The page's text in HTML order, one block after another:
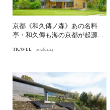
京都《和久傳ノ森》あの名料
亭・和久傳も海の京都が起源で
TRAVEL 2026.2.24